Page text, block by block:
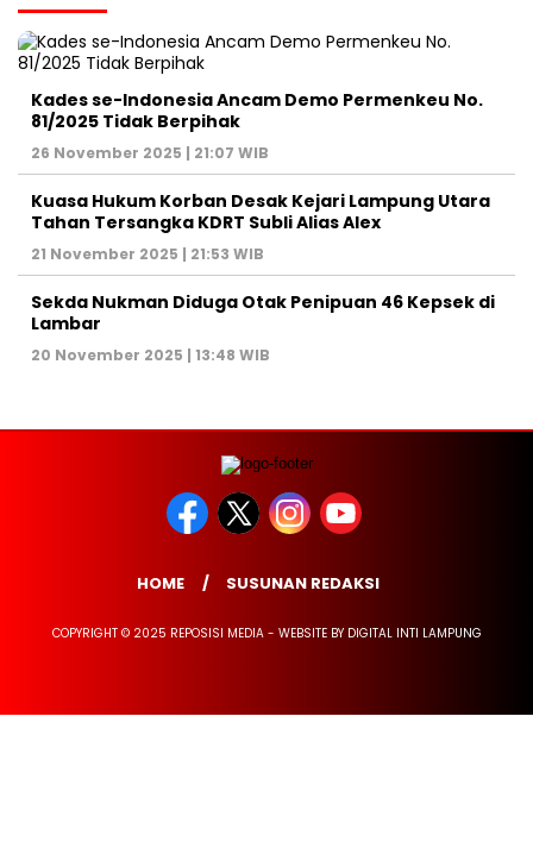
Kades se-Indonesia Ancam Demo Permenkeu No.
81/2025 Tidak Berpihak
26 November 2025 | 21:07 WIB
Kuasa Hukum Korban Desak Kejari Lampung Utara
Tahan Tersangka KDRT Subli Alias Alex
21 November 2025 | 21:53 WIB
Sekda Nukman Diduga Otak Penipuan 46 Kepsek di
Lambar
20 November 2025 | 13:48 WIB
HOME SUSUNAN REDAKSI
COPYRIGHT © 2025 REPOSISI MEDIA - WEBSITE BY DIGITAL INTI LAMPUNG